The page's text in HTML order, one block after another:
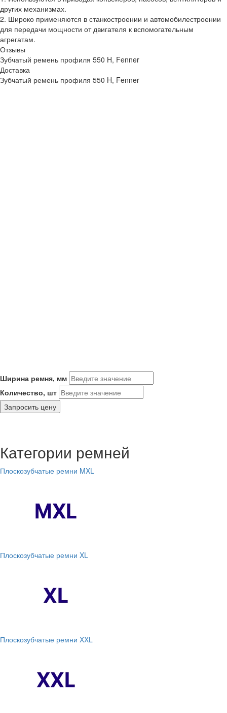
других механизмах.
2. Широко применяются в станкостроении и автомобилестроении
для передачи мощности от двигателя к вспомогательным
агрегатам.
Отзывы
Зубчатый ремень профиля 550 H, Fenner
Доставка
Зубчатый ремень профиля 550 H, Fenner
Ширина ремня, мм
Количество, шт
Запросить цену
Категории ремней
Плоскозубчатые ремни MXL
Плоскозубчатые ремни XL
Плоскозубчатые ремни XXL